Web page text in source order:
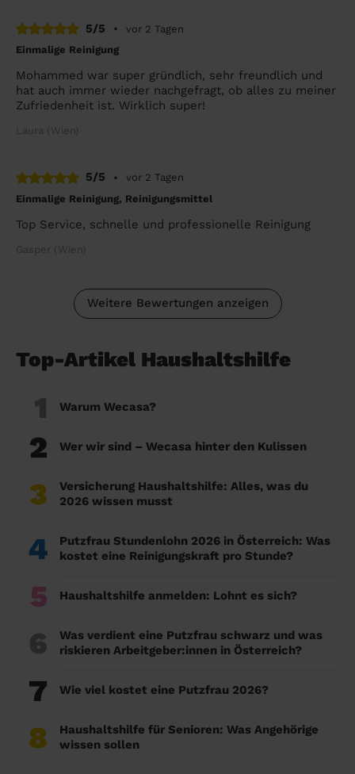
5/5 •
vor 2 Tagen
Einmalige Reinigung
Mohammed war super gründlich, sehr freundlich und
hat auch immer wieder nachgefragt, ob alles zu meiner
Zufriedenheit ist. Wirklich super!
Laura (Wien)
5/5 •
vor 2 Tagen
Einmalige Reinigung, Reinigungsmittel
Top Service, schnelle und professionelle Reinigung
Gasper (Wien)
Weitere Bewertungen anzeigen
Top-Artikel Haushaltshilfe
1 Warum Wecasa?
2 Wer wir sind – Wecasa hinter den Kulissen
3
Versicherung Haushaltshilfe: Alles, was du
2026 wissen musst
4
Putzfrau Stundenlohn 2026 in Österreich: Was
kostet eine Reinigungskraft pro Stunde?
5 Haushaltshilfe anmelden: Lohnt es sich?
6
Was verdient eine Putzfrau schwarz und was
riskieren Arbeitgeber:innen in Österreich?
7 Wie viel kostet eine Putzfrau 2026?
8
Haushaltshilfe für Senioren: Was Angehörige
wissen sollen